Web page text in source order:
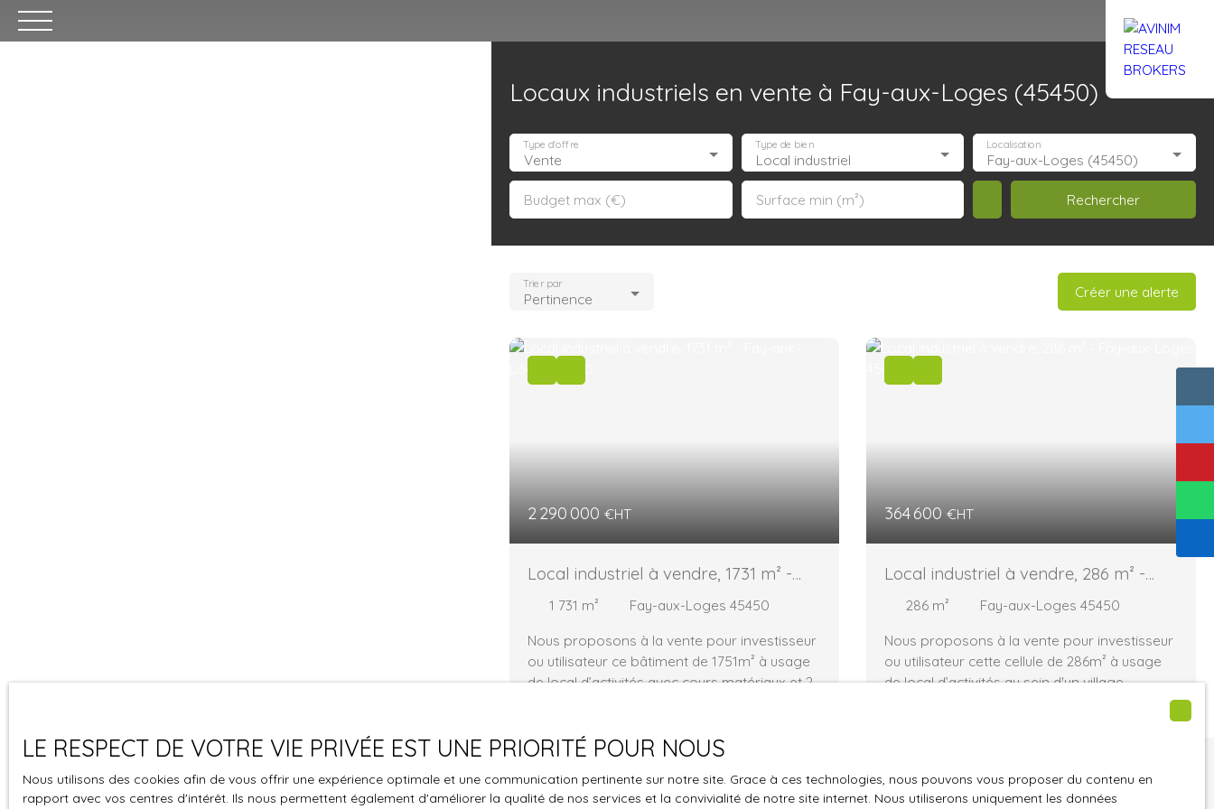
Locaux industriels en vente à Fay-aux-Loges (45450)
Vente
Type d'offre
Local industriel
Type de bien
Fay-aux-Loges (45450)
Localisation
Budget max (€) Surface min (m²) Rechercher
Pertinence
Trier par Créer une alerte
2 290 000 €HT
Local industriel à vendre, 1731 m² -
Fay-aux-Loges 45450
1 731 m²
Fay-aux-Loges 45450
Nous proposons à la vente pour investisseur
ou utilisateur ce bâtiment de 1751m² à usage
de local d’activités avec cours matériaux et 27
est composé 5 bâtiments d’Activité
285 à 500m² et comprenant 79 places de
364 600 €HT
Local industriel à vendre, 286 m² -
Fay-aux-Loges 45450
286 m²
Fay-aux-Loges 45450
Nous proposons à la vente pour investisseur
ou utilisateur cette cellule de 286m² à usage
de local d’activités au sein d'un village
d'entreprise à Fay-aux-Loges (45). Ce village
places de parking. 1- Localisation /
Vous ne trouvez pas
LE RESPECT DE VOTRE VIE PRIVÉE EST UNE PRIORITÉ POUR NOUS
Nous utilisons des cookies afin de vous offrir une expérience optimale et une communication pertinente sur notre site. Grace à ces technologies, nous pouvons vous proposer du contenu en
rapport avec vos centres d'intérêt. Ils nous permettent également d'améliorer la qualité de nos services et la convivialité de notre site internet. Nous utiliserons uniquement les données